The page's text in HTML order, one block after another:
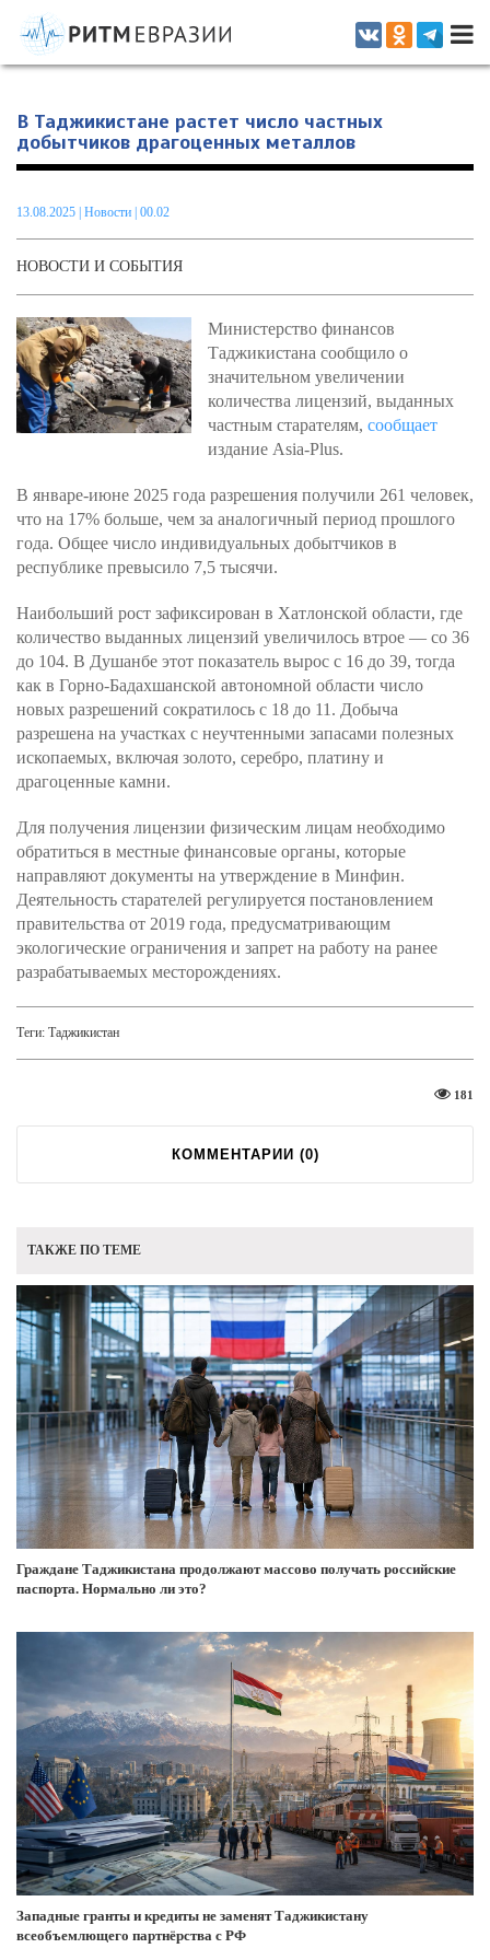
Информационно-аналитическое издание, посвященное актуальным
проблемам интеграции на постсоветском пространстве
В Таджикистане растет число частных
добытчиков драгоценных металлов
13.08.2025 Новости | 00.02
НОВОСТИ И СОБЫТИЯ
Министерство финансов
Таджикистана сообщило о
значительном увеличении
количества лицензий, выданных
частным старателям, сообщает
издание Asia-Plus.
В январе-июне 2025 года разрешения получили 261 человек,
что на 17% больше, чем за аналогичный период прошлого
года. Общее число индивидуальных добытчиков в
республике превысило 7,5 тысячи.
Наибольший рост зафиксирован в Хатлонской области, где
количество выданных лицензий увеличилось втрое — со 36
до 104. В Душанбе этот показатель вырос с 16 до 39, тогда
как в Горно-Бадахшанской автономной области число
новых разрешений сократилось с 18 до 11. Добыча
разрешена на участках с неучтенными запасами полезных
ископаемых, включая золото, серебро, платину и
драгоценные камни.
Для получения лицензии физическим лицам необходимо
обратиться в местные финансовые органы, которые
направляют документы на утверждение в Минфин.
Деятельность старателей регулируется постановлением
правительства от 2019 года, предусматривающим
экологические ограничения и запрет на работу на ранее
разрабатываемых месторождениях.
Теги: Таджикистан
181
КОММЕНТАРИИ (0)
ТАКЖЕ ПО ТЕМЕ
Граждане Таджикистана продолжают массово получать российские
паспорта. Нормально ли это?
Западные гранты и кредиты не заменят Таджикистану
всеобъемлющего партнёрства с РФ